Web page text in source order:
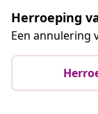
Herroeping
Een annulering